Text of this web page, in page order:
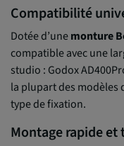
Compatibilité
Dotée d’unemonture
compatible avec une
studio : Godox
la plupart des modèles
type de fixation.
Montage rapide